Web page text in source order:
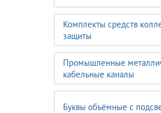
Комплекты средств
защиты
Промышленные
кабельные каналы
Буквы объёмные с